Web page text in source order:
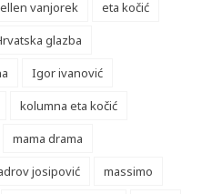
ellen vanjorek
eta kočić
glazba
Igor ivanović
kolumna eta kočić
mama drama
josipović
massimo